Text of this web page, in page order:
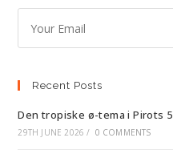
Recent Posts
Den tropiske ø-tema i Pirots 5
29TH JUNE 2026 / 0 COMMENTS